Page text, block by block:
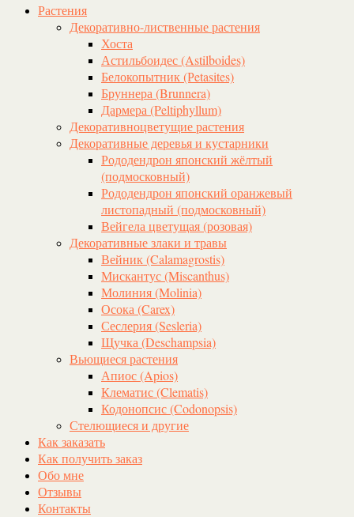
Растения
Декоративно-лиственные растения
Хоста
Астильбоидес (Astilboides)
Белокопытник (Рetasites)
Бруннера (Brunnera)
Дармера (Peltiphyllum)
Декоративноцветущие растения
Декоративные деревья и кустарники
Рододендрон японский жёлтый
(подмосковный)
Рододендрон японский оранжевый
листопадный (подмосковный)
Вейгела цветущая (розовая)
Декоративные злаки и травы
Вейник (Calamagrostis)
Мискантус (Miscanthus)
Молиния (Molinia)
Осока (Carex)
Сеслерия (Sesleria)
Щучка (Deschampsia)
Вьющиеся растения
Апиос (Apios)
Клематис (Clematis)
Кодонопсис (Codonopsis)
Стелющиеся и другие
Как заказать
Как получить заказ
Обо мне
Отзывы
Контакты